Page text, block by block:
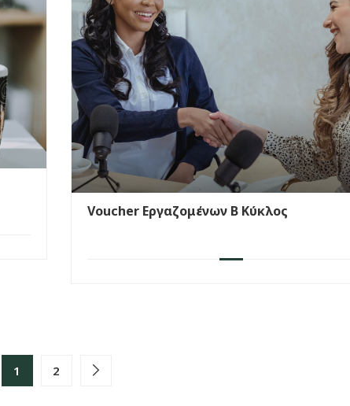
Voucher Εργαζομένων Β Κύκλος
1 2